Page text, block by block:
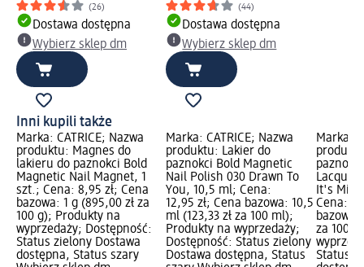
(26)
Dostawa dostępna
Wybierz sklep dm
(44)
Dostawa dostępna
Wybierz sklep dm
Inni kupili także
Marka: CATRICE; Nazwa
produktu: Magnes do
lakieru do paznokci Bold
Magnetic Nail Magnet, 1
szt.; Cena: 8,95 zł; Cena
bazowa: 1 g (895,00 zł za
100 g); Produkty na
wyprzedaży; Dostępność:
Status zielony Dostawa
dostępna, Status szary
Marka: CATRICE; Nazwa
produktu: Lakier do
paznokci Bold Magnetic
Nail Polish 030 Drawn To
You, 10,5 ml; Cena:
12,95 zł; Cena bazowa: 10,5
ml (123,33 zł za 100 ml);
Produkty na wyprzedaży;
Dostępność: Status zielony
Dostawa dostępna, Status
Marka:
Lacquer
It's
Cena:
bazowa:
za 100
Status